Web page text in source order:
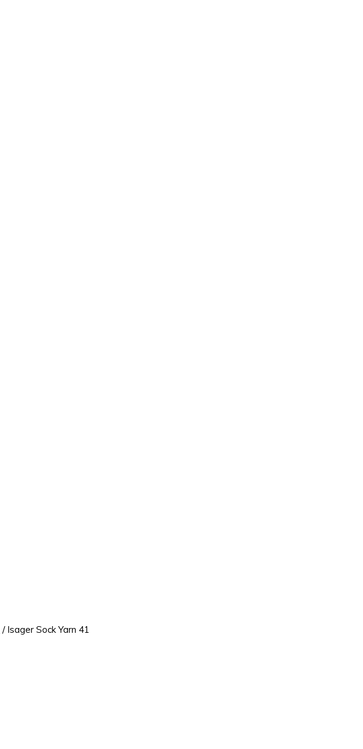
/ Isager Sock Yarn 41